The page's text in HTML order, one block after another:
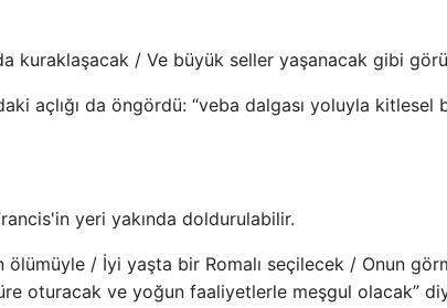
kuraklaşacak / Ve büyük seller yaşanacak gibi
açlığı da öngördü: “veba dalgası yoluyla kitlesel
yeri yakında doldurulabilir.
ölümüyle / İyi yaşta bir Romalı seçilecek / Onun
oturacak ve yoğun faaliyetlerle meşgul olacak”